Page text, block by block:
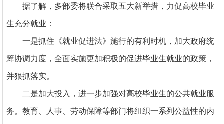
据了解，多部委将联合采取五大新举措，力促高校毕业
生充分就业：
一是抓住《就业促进法》施行的有利时机，加大政府统
筹协调力度，全面实施更加积极的促进毕业生就业的政策，
并狠抓落实。
二是加大投入，进一步加强对高校毕业生的公共就业服
务。教育、人事、劳动保障等部门将组织一系列公益性的内